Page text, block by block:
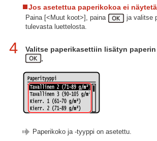
Jos asetettua paperikokoa ei näytetä
Paina [<Muut koot>], paina
ja valitse
tulevasta luettelosta.
4
Valitse paperikasettiin lisätyn
.
Paperikoko ja -tyyppi on asetettu.